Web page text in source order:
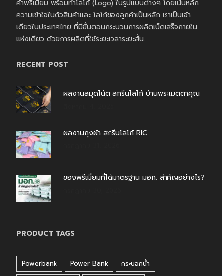
ค้าพรีเมี่ยม พร้อมทำโลโก้ (Logo) ในรูปแบบต่างๆ โดยเน้นหลัก
ความเข้าใจในตัวสินค้าและ โลโก้ของลูกค้าเป็นหลัก เราเป็นเจ้า
เดียวในประเทศไทย ที่มีขั้นตอนกระบวนการผลิตเบ็ดเสร็จภายใน
แห่งเดียว ด้วยการผลิตที่ใช้ระยะเวลาระยะสั้น..
RECENT POST
ผลงานสมุดโน้ต สกรีนโลโก้ บ้านพระเมตตาคุณ
ผลงานถุงผ้า สกรีนโลโก้ RIC
ของพรีเมี่ยมที่ได้มาตรฐาน มอก. สำคัญอย่างไร?
PRODUCT TAGS
Powerbank Power Bank
กระบอกน้ำ